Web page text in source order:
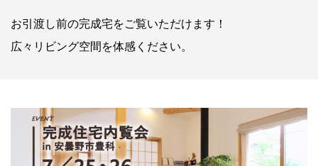
お引渡し前の完成宅をご覧いただけます！
広々リビング空間を体感ください。